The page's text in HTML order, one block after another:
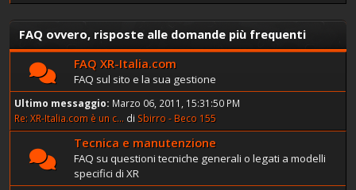
FAQ ovvero, risposte alle domande più frequenti
FAQ XR-Italia.com
FAQ sul sito e la sua gestione
Ultimo messaggio: Marzo 06, 2011, 15:31:50 PM
Re: XR-Italia.com è un c... di Sbirro - Beco 155
Tecnica e manutenzione
FAQ su questioni tecniche generali o legati a modelli
specifici di XR